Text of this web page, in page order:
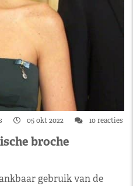
05 okt 2022 10 reacties
broche
gebruik van de